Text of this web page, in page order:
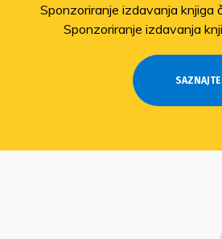
Sponzoriranje izdavanja knjiga
Sponzoriranje izdavanja